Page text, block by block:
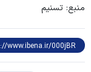
منبع: تسنیم